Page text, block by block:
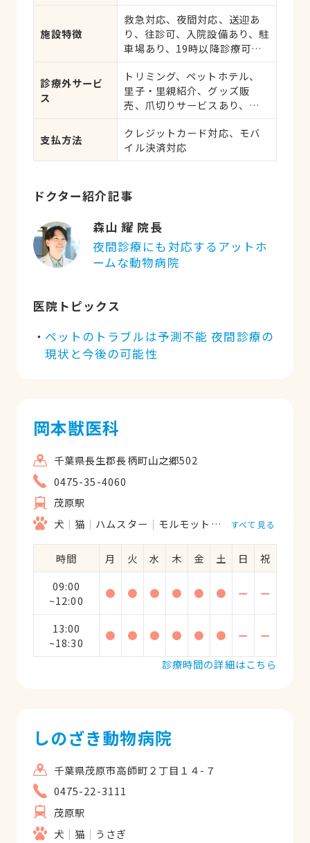
疾患、耳系疾患、皮膚系疾
患、腎・泌尿器系疾患、生殖
器系疾患、腫瘍・がん、アレ
が・その他
施設特徴
救急対応、夜間対応、送迎あ
り、往診可、入院設備あり、駐
車場あり、19時以降診療可、
診療外サービ
ス
トリミング、ペットホテル、
里子・里親紹介、グッズ販
売、爪切りサービスあり、し
支払方法
クレジットカード対応、モバ
イル決済対応
ドクター紹介記事
森山 耀 院長
夜間診療にも対応するアットホ
ームな動物病院
医院トピックス
ペットのトラブルは予測不能 夜間診療の
現状と今後の可能性
岡本獣医科
千葉県長生郡長柄町山之郷502
0475-35-4060
茂原駅
犬
猫 ハムスター モルモット フェレット
すべて見る
時間 月 火 水 木 金 土 日
祝
09:00
~12:00
● ● ● ● ● ● ー ー
13:00
~18:30
● ● ● ● ● ● ー
ー
診療時間の詳細はこちら
しのざき動物病院
千葉県茂原市高師町２丁目１４-７
0475-22-3111
茂原駅
犬
猫 うさぎ